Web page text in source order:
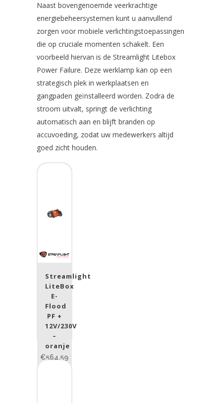
Naast bovengenoemde veerkrachtige
energiebeheersystemen kunt u aanvullend
zorgen voor mobiele verlichtingstoepassingen
die op cruciale momenten schakelt. Een
voorbeeld hiervan is de Streamlight Litebox
Power Failure. Deze werklamp kan op een
strategisch plek in werkplaatsen en
gangpaden geïnstalleerd worden. Zodra de
stroom uitvalt, springt de verlichting
automatisch aan en blijft branden op
accuvoeding, zodat uw medewerkers altijd
goed zicht houden.
Streamlight
LiteBox
E-
Flood
PF +
12V/230V
–
oranje
€564,59